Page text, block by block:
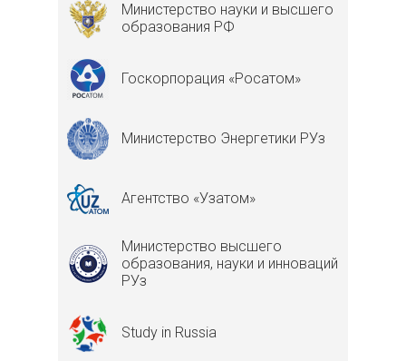
Министерство науки и высшего
образования РФ
Госкорпорация «Росатом»
Министерство Энергетики РУз
Агентство «Узатом»
Министерство высшего
образования, науки и инноваций
РУз
Study in Russia